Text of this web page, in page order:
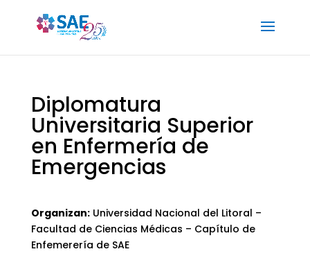
Diplomatura
Universitaria Superior
en Enfermería de
Emergencias
Organizan:Universidad Nacional del Litoral –
Facultad de Ciencias Médicas – Capítulo de
Enfemerería de SAE